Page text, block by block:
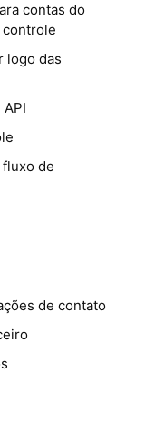
contas do
controle
logo das
de
de contato